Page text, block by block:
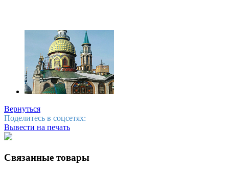
Вернуться
Поделитесь в соцсетях:
Вывести на печать
Связанные товары